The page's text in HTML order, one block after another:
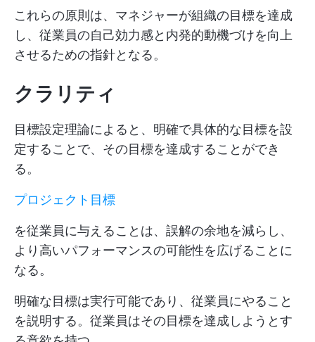
これらの原則は、マネジャーが組織の目標を達成
し、従業員の自己効力感と内発的動機づけを向上
させるための指針となる。
クラリティ
目標設定理論によると、明確で具体的な目標を設
定することで、その目標を達成することができ
る。
プロジェクト目標
を従業員に与えることは、誤解の余地を減らし、
より高いパフォーマンスの可能性を広げることに
なる。
明確な目標は実行可能であり、従業員にやること
を説明する。従業員はその目標を達成しようとす